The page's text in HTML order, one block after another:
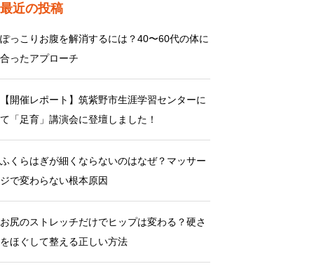
最近の投稿
ぽっこりお腹を解消するには？40〜60代の体に
合ったアプローチ
【開催レポート】筑紫野市生涯学習センターに
て「足育」講演会に登壇しました！
ふくらはぎが細くならないのはなぜ？マッサー
ジで変わらない根本原因
お尻のストレッチだけでヒップは変わる？硬さ
をほぐして整える正しい方法